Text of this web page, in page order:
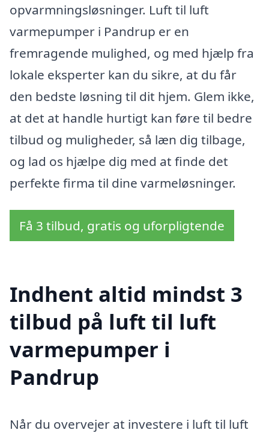
opvarmningsløsninger. Luft til luft
varmepumper i Pandrup er en
fremragende mulighed, og med hjælp fra
lokale eksperter kan du sikre, at du får
den bedste løsning til dit hjem. Glem ikke,
at det at handle hurtigt kan føre til bedre
tilbud og muligheder, så læn dig tilbage,
og lad os hjælpe dig med at finde det
perfekte firma til dine varmeløsninger.
Få 3 tilbud, gratis og uforpligtende
Indhent altid mindst 3
tilbud på luft til luft
varmepumper i
Pandrup
Når du overvejer at investere i luft til luft